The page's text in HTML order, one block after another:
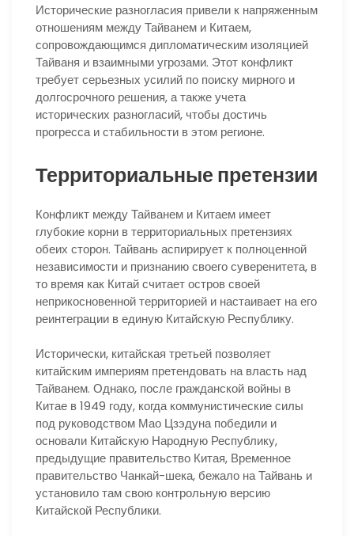
Исторические разногласия привели к напряженным
отношениям между Тайванем и Китаем,
сопровождающимся дипломатическим изоляцией
Тайваня и взаимными угрозами. Этот конфликт
требует серьезных усилий по поиску мирного и
долгосрочного решения, а также учета
исторических разногласий, чтобы достичь
прогресса и стабильности в этом регионе.
Территориальные претензии
Конфликт между Тайванем и Китаем имеет
глубокие корни в территориальных претензиях
обеих сторон. Тайвань аспирирует к полноценной
независимости и признанию своего суверенитета, в
то время как Китай считает остров своей
неприкосновенной территорией и настаивает на его
реинтеграции в единую Китайскую Республику.
Исторически, китайская третьей позволяет
китайским империям претендовать на власть над
Тайванем. Однако, после гражданской войны в
Китае в 1949 году, когда коммунистические силы
под руководством Мао Цзэдуна победили и
основали Китайскую Народную Республику,
предыдущие правительство Китая, Временное
правительство Чанкай-шека, бежало на Тайвань и
установило там свою контрольную версию
Китайской Республики.